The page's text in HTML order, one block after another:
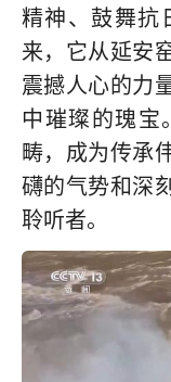
精神、鼓舞抗
来，它从延安
震撼人心的力
中璀璨的瑰宝
畴，成为传承
礴的气势和深
聆听者。